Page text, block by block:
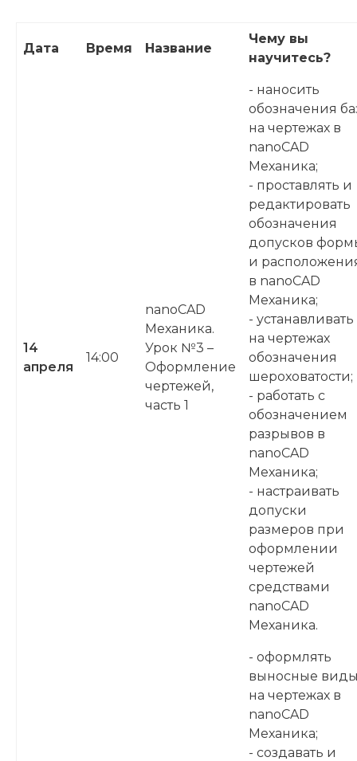
Дата Время Название
Чему вы
научитесь?
14
апреля
14:00
nanoCAD
Механика.
Урок №3 –
Оформление
чертежей,
часть 1
- наносить
обозначения
на чертежах в
nanoCAD
Механика;
- проставлять и
редактировать
обозначения
допусков
и
в nanoCAD
Механика;
- устанавливать
на чертежах
обозначения
шероховатости;
- работать с
обозначением
разрывов в
nanoCAD
Механика;
- настраивать
допуски
размеров при
оформлении
чертежей
средствами
nanoCAD
Механика.
- оформлять
выносные
на чертежах в
nanoCAD
Механика;
- создавать и